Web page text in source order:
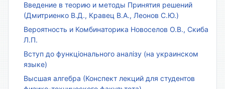
Введение в теорию и методы Принятия решений
(Дмитриенко В.Д., Кравец В.А., Леонов С.Ю.)
Вероятность и Комбинаторика Новоселов О.В., Скиба
Л.П.
Вступ до функціонального аналізу (на украинском
языке)
Высшая алгебра (Конспект лекций для студентов